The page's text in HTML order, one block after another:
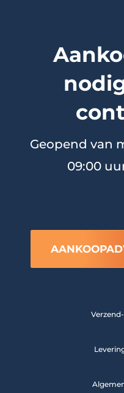
Geopend van
09:00